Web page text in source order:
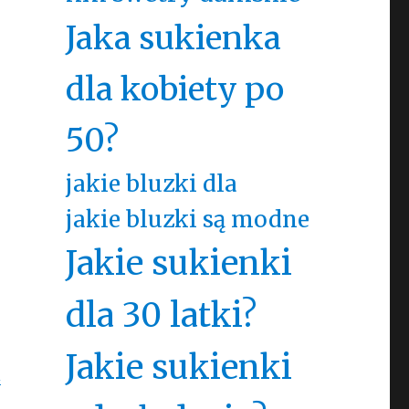
Jaka sukienka
dla kobiety po
50?
jakie bluzki dla
jakie bluzki są modne
Jakie sukienki
dla 30 latki?
Jakie sukienki